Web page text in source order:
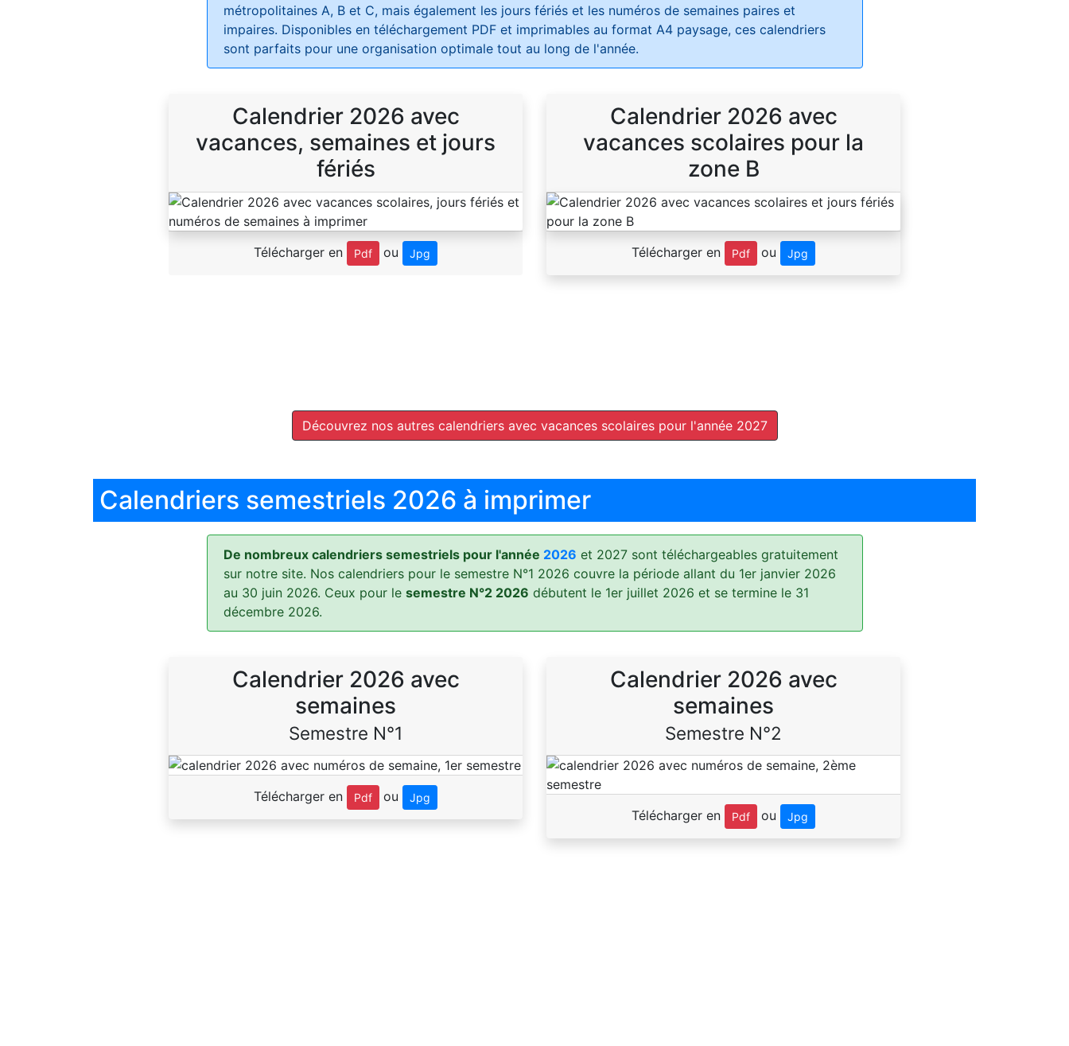
métropolitaines A, B et C, mais également les jours fériés et les numéros de semaines paires et
impaires. Disponibles en téléchargement PDF et imprimables au format A4 paysage, ces calendriers
sont parfaits pour une organisation optimale tout au long de l'année.
Calendrier 2026 avec
vacances, semaines et jours
fériés
Télécharger en Pdf ou Jpg
Calendrier 2026 avec
vacances scolaires pour la
zone B
Télécharger en Pdf ou Jpg
Découvrez nos autres calendriers avec vacances scolaires pour l'année 2027
Calendriers semestriels 2026 à imprimer
De nombreux calendriers semestriels pour l'année 2026 et 2027 sont téléchargeables gratuitement
sur notre site. Nos calendriers pour le semestre N°1 2026 couvre la période allant du 1er janvier 2026
au 30 juin 2026. Ceux pour le semestre N°2 2026 débutent le 1er juillet 2026 et se termine le 31
décembre 2026.
Calendrier 2026 avec
semaines
Semestre N°1
Télécharger en Pdf ou Jpg
Calendrier 2026 avec
semaines
Semestre N°2
Télécharger en Pdf ou Jpg